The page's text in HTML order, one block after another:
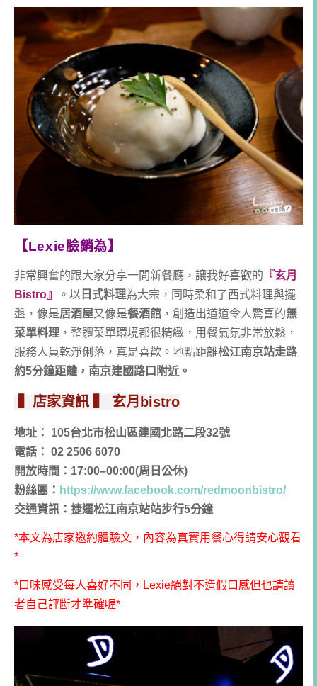
【Lexie臉銷為】
非常興奮的跟大家分享一間新餐廳，讓我好喜歡的 『玄月
Bistro』
。以 日式料理為大宗，同時柔和了西式料理與擺
盤，像是居酒屋又像是餐酒館 ，創造出道道令人驚喜的無
菜單料理 ，整體菜單環境都很精緻，用餐氣氛非常放鬆，
服務人員乾淨俐落，真是喜歡。地點距離松江南京站走路
約5分鐘距離，南京建國路口附近。
▍店家資訊 ▍ 玄月bistro
地址： 105台北市松山區建國北路二段32號
電話： 02 2506 6070
開放時間：17:00–00:00(周日公休)
粉絲團： https://www.facebook.com/redmoonbistro/
交通資訊：捷運松江南京站站步行5分鐘
*本文為店家邀約體驗文，內容為真實用餐心得請安心觀看
*
*口味感受每人喜好不同，Lexie絕對不造假口感但也請讀
者自己評斷才準確喔*